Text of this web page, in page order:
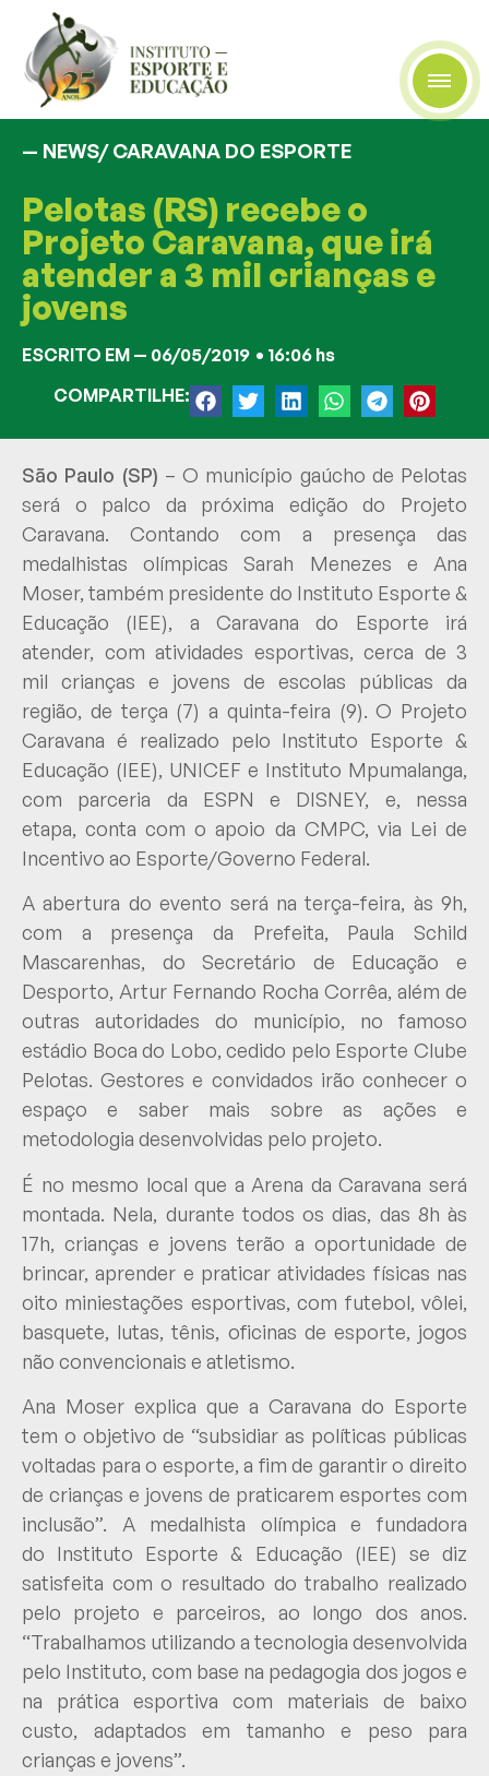
— NEWS/CARAVANA DO ESPORTE
Pelotas (RS) recebe o
Projeto Caravana, que irá
atender a 3 mil crianças e
jovens
ESCRITO EM — 06/05/2019 • 16:06 hs
COMPARTILHE:
São Paulo (SP) – O município gaúcho de Pelotas
será o palco da próxima edição do Projeto
Caravana. Contando com a presença das
medalhistas olímpicas Sarah Menezes e Ana
Moser, também presidente do Instituto Esporte &
Educação (IEE), a Caravana do Esporte irá
atender, com atividades esportivas, cerca de 3
mil crianças e jovens de escolas públicas da
região, de terça (7) a quinta-feira (9). O Projeto
Caravana é realizado pelo Instituto Esporte &
Educação (IEE), UNICEF e Instituto Mpumalanga,
com parceria da ESPN e DISNEY, e, nessa
etapa, conta com o apoio da CMPC, via Lei de
Incentivo ao Esporte/Governo Federal.
A abertura do evento será na terça-feira, às 9h,
com a presença da Prefeita, Paula Schild
Mascarenhas, do Secretário de Educação e
Desporto, Artur Fernando Rocha Corrêa, além de
outras autoridades do município, no famoso
estádio Boca do Lobo, cedido pelo Esporte Clube
Pelotas. Gestores e convidados irão conhecer o
espaço e saber mais sobre as ações e
metodologia desenvolvidas pelo projeto.
É no mesmo local que a Arena da Caravana será
montada. Nela, durante todos os dias, das 8h às
17h, crianças e jovens terão a oportunidade de
brincar, aprender e praticar atividades físicas nas
oito miniestações esportivas, com futebol, vôlei,
basquete, lutas, tênis, oficinas de esporte, jogos
não convencionais e atletismo.
Ana Moser explica que a Caravana do Esporte
tem o objetivo de “subsidiar as políticas públicas
voltadas para o esporte, a fim de garantir o direito
de crianças e jovens de praticarem esportes com
inclusão”. A medalhista olímpica e fundadora
do Instituto Esporte & Educação (IEE) se diz
satisfeita com o resultado do trabalho realizado
pelo projeto e parceiros, ao longo dos anos.
“Trabalhamos utilizando a tecnologia desenvolvida
pelo Instituto, com base na pedagogia dos jogos e
na prática esportiva com materiais de baixo
custo, adaptados em tamanho e peso para
crianças e jovens”.